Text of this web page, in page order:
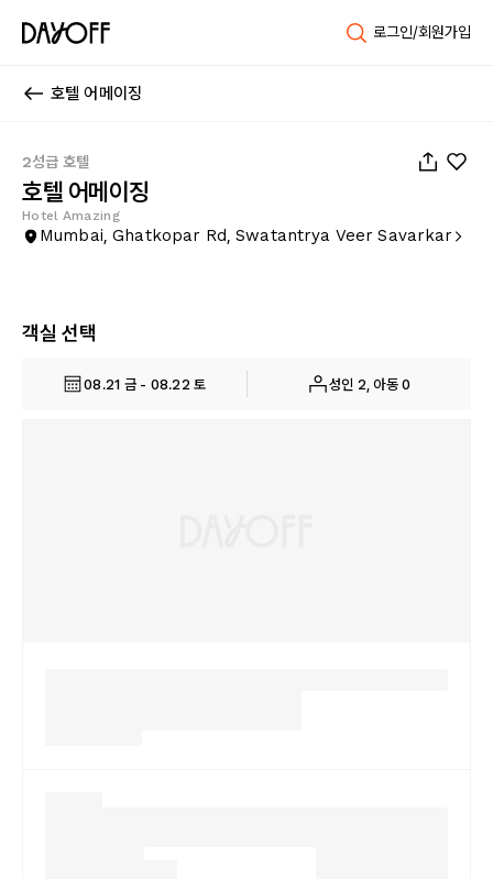
로그인/회원가입
호텔 어메이징
2성급 호텔
호텔 어메이징
Hotel Amazing
Mumbai, Ghatkopar Rd, Swatantrya Veer Savarkar
객실 선택
08.21 금 - 08.22 토 성인 2, 아동 0